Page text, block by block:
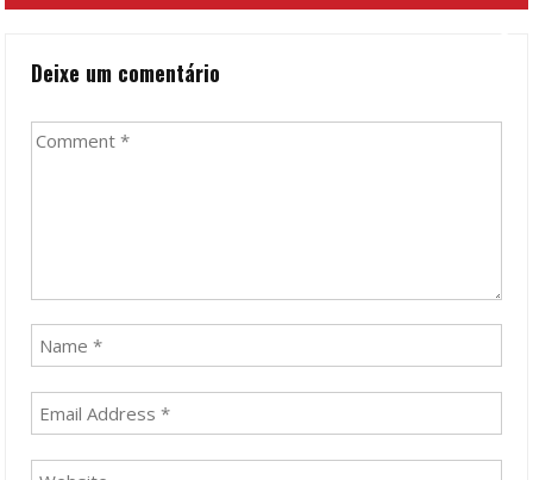
Deixe um comentário